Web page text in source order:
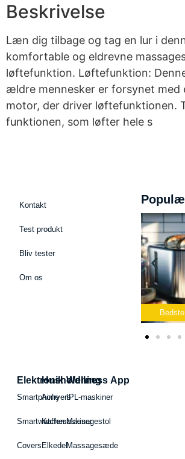
Beskrivelse
Læn dig tilbage og tag en lur i
komfortable og eldrevne
løftefunktion. Løftefunktion:
ældre mennesker er forsynet med
motor, der driver løftefunktionen.
funktionen, som løfter hele s
Kontakt
Test produkt
Bliv tester
Om os
Elektronik
Smartphone
Smartwatches
Covers
Husholdning
Airfryers
Kaffemaskiner
Elkedel
Wellness App
IPL-maskiner
Massagestol
Massagesæde